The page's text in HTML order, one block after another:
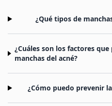
¿Qué tipos de
¿Cuáles son los factores
manchas del acné?
¿Cómo puedo prevenir